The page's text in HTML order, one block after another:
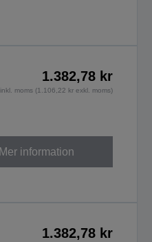
1.382,78 kr
inkl. moms (1.106,22 kr exkl. moms)
Mer information
1.382,78 kr